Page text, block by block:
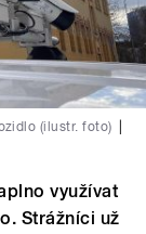
(ilustr. foto)
využívat
Strážníci už